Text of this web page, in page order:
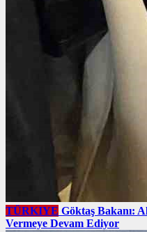
TÜRKIYE Göktaş Bakanı:
Vermeye Devam Ediyor